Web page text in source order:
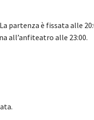
La partenza è fissata alle
all’anfiteatro alle 23:00.